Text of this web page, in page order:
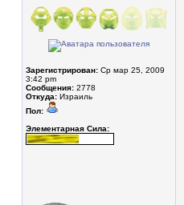
Зарегистрирован: Ср мар 25, 2009
3:42 pm
Сообщения: 2778
Откуда: Израиль
Пол:
Элементарная Сила: